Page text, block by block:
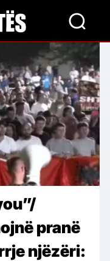
pranë
njëzëri: